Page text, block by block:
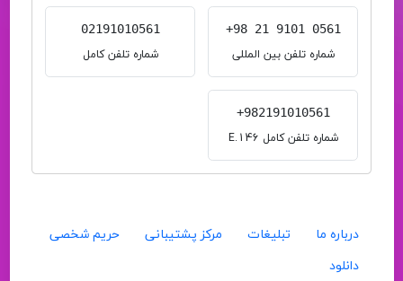
+98 21 9101 0561
شماره تلفن بین المللی
02191010561
شماره تلفن کامل
+982191010561
شماره تلفن کامل E.146
درباره ما تبلیغات مرکز پشتیبانی
حریم شخصی
دانلود